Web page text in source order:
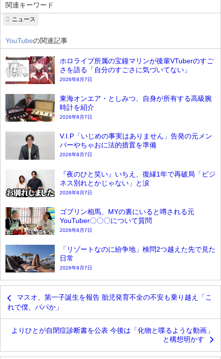
関連キーワード
ニュース
YouTubeの関連記事
ホロライブ所属の宝鐘マリンが後輩VTuberのすご
さを語る「自分のすごさに気づいてない」
2026年8月7日
東海オンエア・としみつ、自身が所有する高級腕
時計を紹介
2026年8月7日
V.I.P「いじめの事実はありません」告発の元メン
バーやちゃおに法的措置を準備
2026年8月7日
『夜のひと笑い』いちえ、復縁1年で再破局「ビジ
ネス別れとかじゃない」と涙
2026年8月7日
ゴブリン相馬、MYの裏にいると噂される元
YouTuber〇〇〇について質問
2026年8月7日
「リゾートなのに紛争地」検問2つ越えた先で見た
日常
2026年8月7日
マスオ、第一子誕生を報告 胎児発育不全の不安も乗り越え「こ
れで僕、パパか」
よりひとが自閉症診断書を公表 今後は「化物と喋るような動画」
と構想明かす